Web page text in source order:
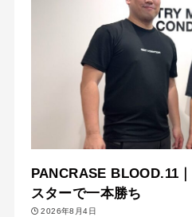
PANCRASE BLOOD.11
スターで一本勝ち
2026年8月4日